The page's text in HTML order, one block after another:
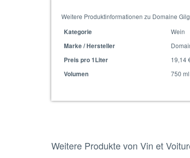
Weitere Produktinformationen zu Domaine
Kategorie
Wein
Marke / Hersteller
Preis pro 1Liter
19,14
Volumen
750 ml
Weitere Produkte von Vin et